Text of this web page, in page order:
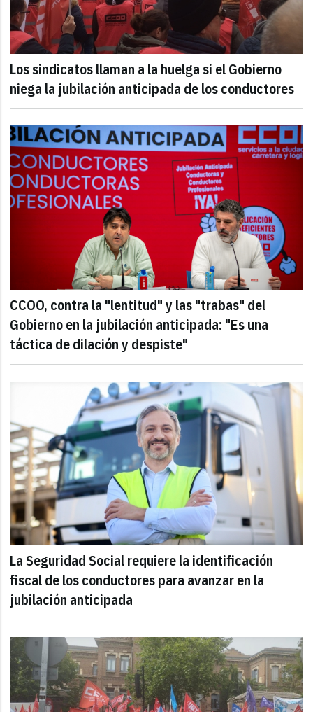
Los sindicatos llaman a la huelga si el Gobierno
niega la jubilación anticipada de los conductores
CCOO, contra la "lentitud" y las "trabas" del
Gobierno en la jubilación anticipada: "Es una
táctica de dilación y despiste"
La Seguridad Social requiere la identificación
fiscal de los conductores para avanzar en la
jubilación anticipada